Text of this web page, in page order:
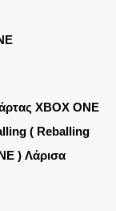
XBOX ONE
( Reballing
) Λάρισα